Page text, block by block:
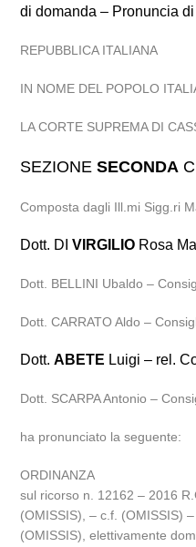
di domanda – Pronuncia
REPUBBLICA ITALIANA
IN NOME DEL POPOLO
LA CORTE SUPREMA DI
SEZIONESECONDA
Composta dagli Ill.mi Sigg.ri
Dott. DIVIRGILIO Rosa
Dott. BELLINI Ubaldo –
Dott. CARRATO Aldo –
Dott.ABETE Luigi – rel.
Dott. SCARPA Antonio –
ha pronunciato la seguente:
ORDINANZA
sul ricorso n. 12162 – 2016
(OMISSIS), – c.f. (OMISSIS)
(OMISSIS), elettivamente